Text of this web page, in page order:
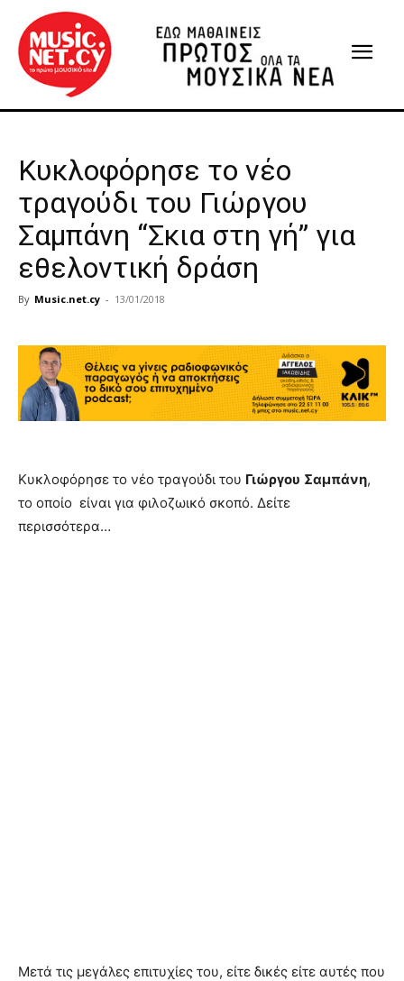
Κυκλοφόρησε το νέο
τραγούδι του Γιώργου
Σαμπάνη “Σκια στη γή” για
εθελοντική δράση
By Music.net.cy - 13/01/2018
Κυκλοφόρησε το νέο τραγούδι του Γιώργου Σαμπάνη,
το οποίο είναι για φιλοζωικό σκοπό. Δείτε
περισσότερα…
Μετά τις μεγάλες επιτυχίες του, είτε δικές είτε αυτές που